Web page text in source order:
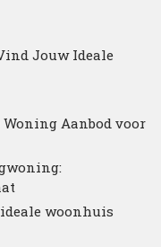
Jouw Ideale
Aanbod voor
woonhuis